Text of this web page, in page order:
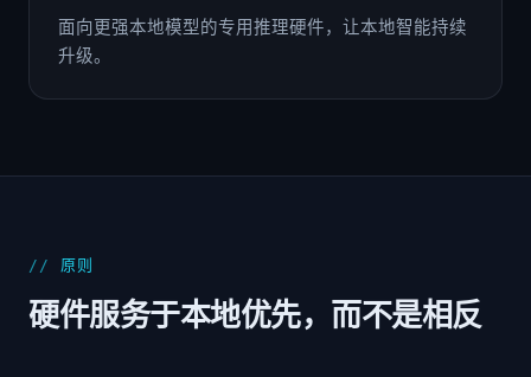
面向更强本地模型的专用推理硬件，让本地智能持续
升级。
原则
硬件服务于本地优先，而不是相反